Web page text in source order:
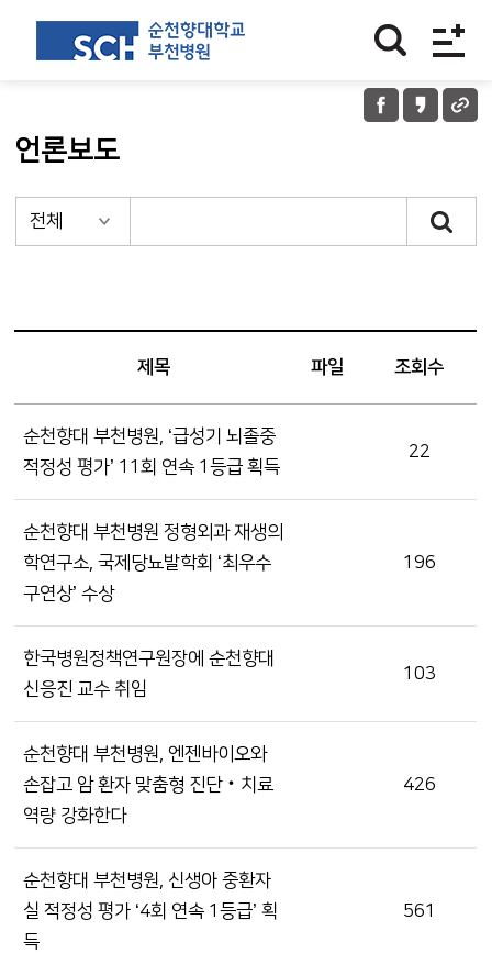
언론보도
제목 파일 조회수
순천향대 부천병원, ‘급성기 뇌졸중
적정성 평가’ 11회 연속 1등급 획득
22
순천향대 부천병원 정형외과 재생의
학연구소, 국제당뇨발학회 ‘최우수
구연상’ 수상
196
한국병원정책연구원장에 순천향대
신응진 교수 취임
103
순천향대 부천병원, 엔젠바이오와
손잡고 암 환자 맞춤형 진단‧치료
역량 강화한다
426
순천향대 부천병원, 신생아 중환자
실 적정성 평가 ‘4회 연속 1등급’ 획
득
561